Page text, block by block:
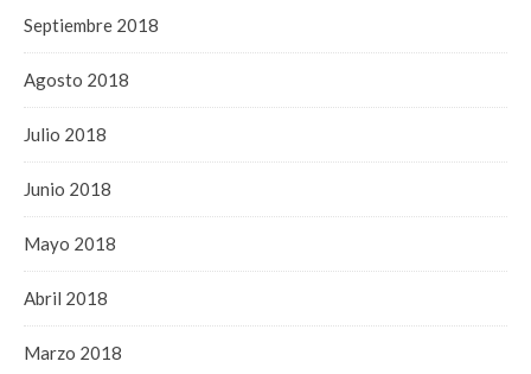
Septiembre 2018
Agosto 2018
Julio 2018
Junio 2018
Mayo 2018
Abril 2018
Marzo 2018